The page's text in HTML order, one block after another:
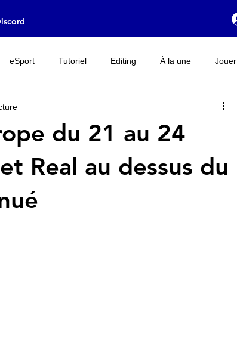
eSport Tutoriel Editing À la une Jouer
du 21 au 24
Real au dessus du